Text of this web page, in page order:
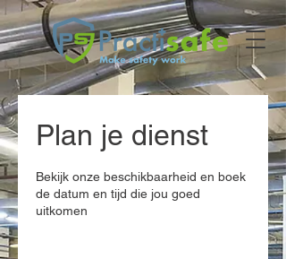
Plan je dienst
Bekijk onze beschikbaarheid en boek
de datum en tijd die jou goed
uitkomen